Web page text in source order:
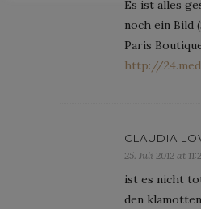
Es ist alles
noch ein Bild
Paris
http://
CLAUDIA
25. Juli 2012 at
ist es nicht
den